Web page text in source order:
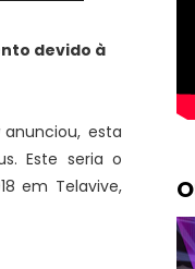
devido à
esta
Este seria o
em Telavive,